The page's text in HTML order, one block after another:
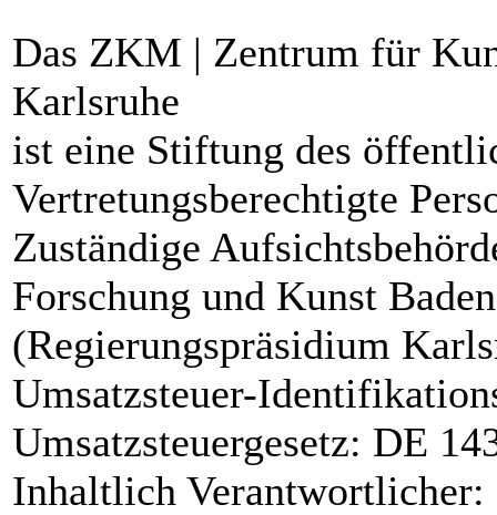
Das ZKM | Zentrum für
Karlsruhe
ist eine Stiftung des
Vertretungsberechtigte
Zuständige
Forschung und Kunst
(Regierungspräsidium
Umsatzsteuer-
Umsatzsteuergesetz: DE
Inhaltlich Verantwortlicher: